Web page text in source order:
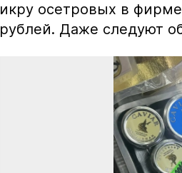
икру осетровых в
рублей. Даже следуют